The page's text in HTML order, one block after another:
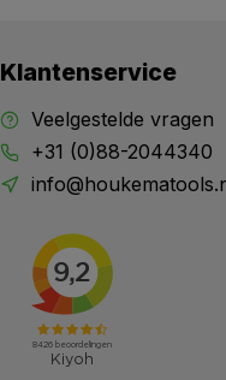
Klantenservice
Veelgestelde vragen
+31 (0)88-2044340